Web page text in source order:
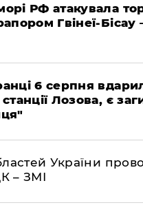
РФ атакувала
Гвінеї-Бісау
6 серпня
Лозова, є
України
– ЗМІ